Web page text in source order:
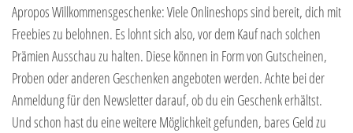
Apropos Willkommensgeschenke: Viele Onlineshops sind bereit, dich mit
Freebies zu belohnen. Es lohnt sich also, vor dem Kauf nach solchen
Prämien Ausschau zu halten. Diese können in Form von Gutscheinen,
Proben oder anderen Geschenken angeboten werden. Achte bei der
Anmeldung für den Newsletter darauf, ob du ein Geschenk erhältst.
Und schon hast du eine weitere Möglichkeit gefunden, bares Geld zu